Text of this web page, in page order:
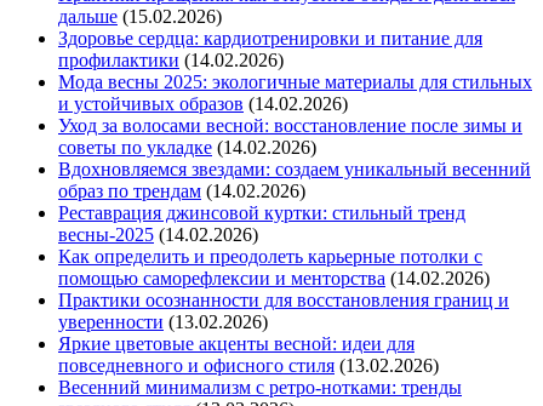
дальше (15.02.2026)
Здоровье сердца: кардиотренировки и питание для
профилактики (14.02.2026)
Мода весны 2025: экологичные материалы для стильных
и устойчивых образов (14.02.2026)
Уход за волосами весной: восстановление после зимы и
советы по укладке (14.02.2026)
Вдохновляемся звездами: создаем уникальный весенний
образ по трендам (14.02.2026)
Реставрация джинсовой куртки: стильный тренд
весны-2025 (14.02.2026)
Как определить и преодолеть карьерные потолки с
помощью саморефлексии и менторства (14.02.2026)
Практики осознанности для восстановления границ и
уверенности (13.02.2026)
Яркие цветовые акценты весной: идеи для
повседневного и офисного стиля (13.02.2026)
Весенний минимализм с ретро-нотками: тренды